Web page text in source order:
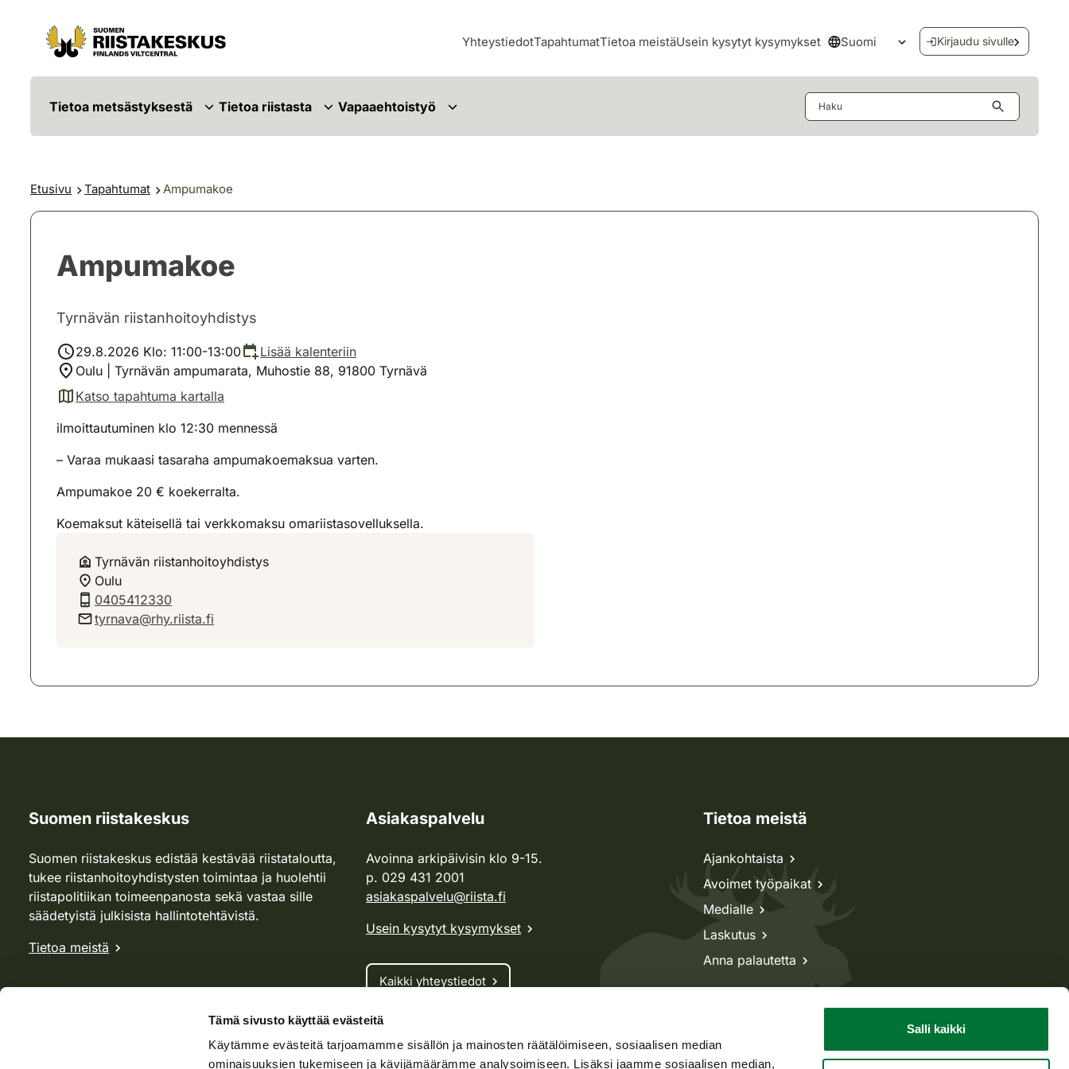
Tämä sivusto käyttää evästeitä
Käytämme evästeitä tarjoamamme sisällön ja mainosten räätälöimiseen, sosiaalisen median
ominaisuuksien tukemiseen ja kävijämäärämme analysoimiseen. Lisäksi jaamme sosiaalisen median,
Salli kaikki
Siirry sisältöön
Siirry sivustokarttaan
YhteystiedotTapahtumatTietoa meistäUsein kysytyt kysymykset Suomi
Avaa kielivalikko
Kirjaudu sivulle
Tietoa metsästyksestä Tietoa riistasta Vapaaehtoistyö
Etusivu Tapahtumat Ampumakoe
Ampumakoe
Tyrnävän riistanhoitoyhdistys
29.8.2026 Klo: 11:00-13:00
Lisää kalenteriin
Oulu | Tyrnävän ampumarata, Muhostie 88, 91800 Tyrnävä
Katso tapahtuma kartalla
(avautuu uuteen välilehteen)
ilmoittautuminen klo 12:30 mennessä
– Varaa mukaasi tasaraha ampumakoemaksua varten.
Ampumakoe 20 € koekerralta.
Koemaksut käteisellä tai verkkomaksu omariistasovelluksella.
Tyrnävän riistanhoitoyhdistys
Oulu
0405412330
tyrnava@rhy.riista.fi
Suomen riistakeskus
Suomen riistakeskus edistää kestävää riistataloutta,
tukee riistanhoitoyhdistysten toimintaa ja huolehtii
riistapolitiikan toimeenpanosta sekä vastaa sille
säädetyistä julkisista hallintotehtävistä.
Tietoa meistä
Asiakaspalvelu
Avoinna arkipäivisin klo 9-15.
p. 029 431 2001
asiakaspalvelu@riista.fi
Usein kysytyt kysymykset
Kaikki yhteystiedot
Metsästyskortti-asiat
Oma riista -asiat
Tietoa meistä
Ajankohtaista
Avoimet työpaikat
Medialle
Laskutus
Anna palautetta